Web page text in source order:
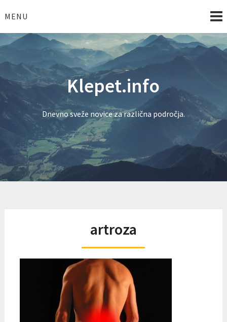
toMENU
Klepet.info
Dnevno sveže novice za različna področja.
artroza